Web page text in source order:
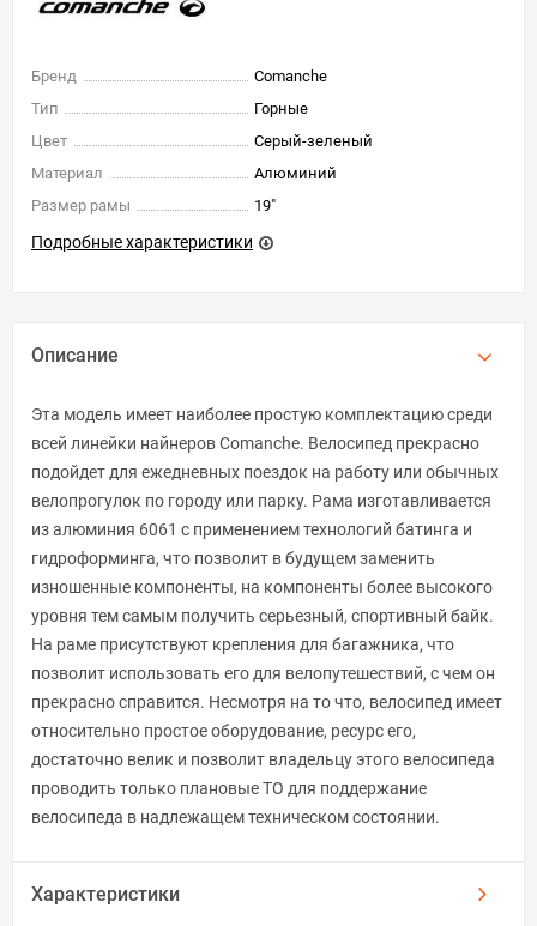
Бренд
Comanche
Тип
Горные
Цвет
Серый-зеленый
Материал
Алюминий
Размер рамы
19"
Подробные характеристики
Описание
Эта модель имеет наиболее простую комплектацию среди
всей линейки найнеров Comanche. Велосипед прекрасно
подойдет для ежедневных поездок на работу или обычных
велопрогулок по городу или парку. Рама изготавливается
из алюминия 6061 с применением технологий батинга и
гидроформинга, что позволит в будущем заменить
изношенные компоненты, на компоненты более высокого
уровня тем самым получить серьезный, спортивный байк.
На раме присутствуют крепления для багажника, что
позволит использовать его для велопутешествий, с чем он
прекрасно справится. Несмотря на то что, велосипед имеет
относительно простое оборудование, ресурс его,
достаточно велик и позволит владельцу этого велосипеда
проводить только плановые ТО для поддержание
велосипеда в надлежащем техническом состоянии.
Характеристики